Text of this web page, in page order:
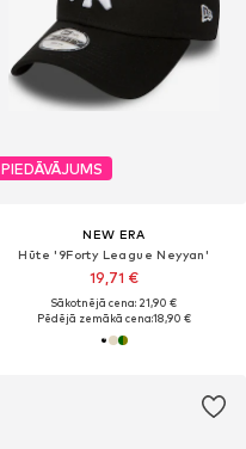
PIEDĀVĀJUMS
NEW ERA
Hūte '9Forty League Neyyan'
19,71 €
Sākotnējā cena: 21,90 €
Pēdējā zemākā cena:18,90 €